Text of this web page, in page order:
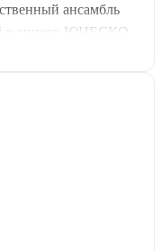
ансамбль
в список ЮНЕСКО.
мощам